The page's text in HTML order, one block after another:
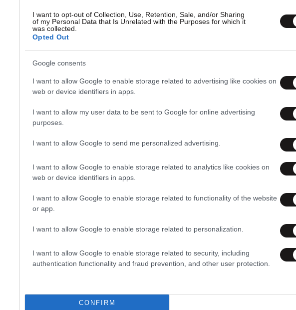
I want to opt-out of Collection, Use, Retention, Sale, and/or Sharing
of my Personal Data that Is Unrelated with the Purposes for which it
was collected.
Opted Out
Google consents
I want to allow Google to enable storage related to advertising like cookies on
web or device identifiers in apps.
I want to allow my user data to be sent to Google for online advertising
purposes.
I want to allow Google to send me personalized advertising.
I want to allow Google to enable storage related to analytics like cookies on
web or device identifiers in apps.
I want to allow Google to enable storage related to functionality of the website
or app.
I want to allow Google to enable storage related to personalization.
I want to allow Google to enable storage related to security, including
authentication functionality and fraud prevention, and other user protection.
CONFIRM
ΑΠΟ ΤA ΑΘΛΗΤΙΚΑ